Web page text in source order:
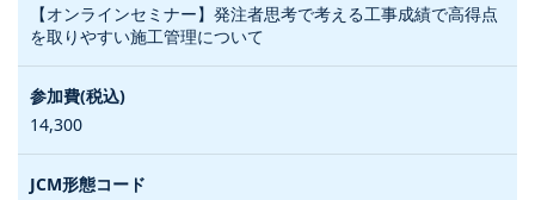
【オンラインセミナー】発注者思考で考える工事成績で高得点
を取りやすい施工管理について
14,300